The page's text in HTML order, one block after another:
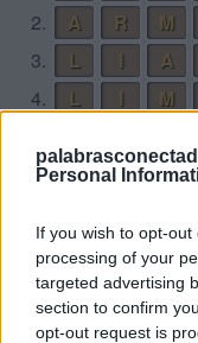
Personal
If you wish to opt-
processing of your
targeted advertising
section to confirm
opt-out request is
2.
A R M
3.
L I A
4.
L I M
6.
L I R
8. M A L
9.
M I N
10.
M I N